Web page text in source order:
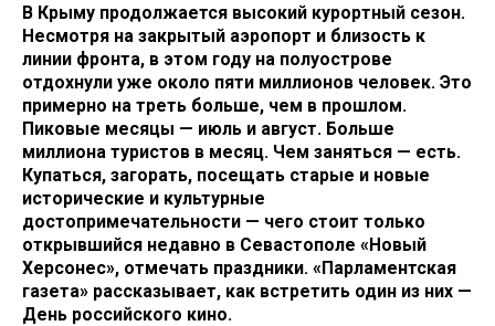
В Крыму продолжается высокий курортный сезон.
Несмотря на закрытый аэропорт и близость к
линии фронта, в этом году на полуострове
отдохнули уже около пяти миллионов человек. Это
примерно на треть больше, чем в прошлом.
Пиковые месяцы — июль и август. Больше
миллиона туристов в месяц. Чем заняться — есть.
Купаться, загорать, посещать старые и новые
исторические и культурные
достопримечательности — чего стоит только
открывшийся недавно в Севастополе «Новый
Херсонес», отмечать праздники. «Парламентская
газета» рассказывает, как встретить один из них —
День российского кино.